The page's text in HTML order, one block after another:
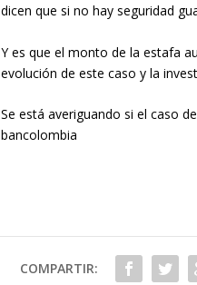
dicen que si no hay seguridad
Y es que el monto de la estafa
evolución de este caso y la
Se está averiguando si el caso
bancolombia
COMPARTIR: